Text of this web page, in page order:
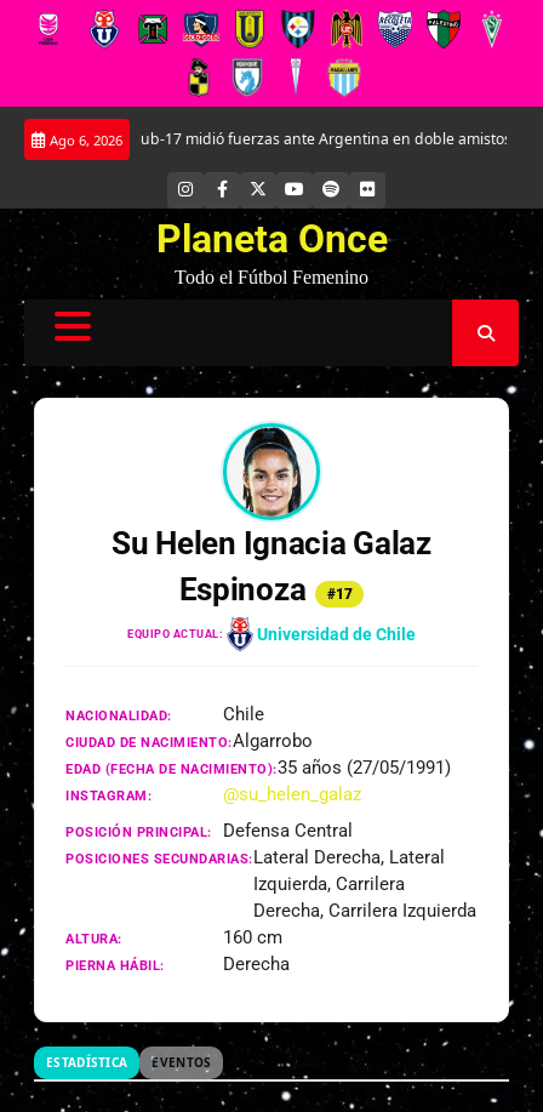
Saltar
Ago 6, 2026
La Roja Sub-17 midió fuerzas ante Argentina en doble amistoso en el
INSTAGRAM
FACEBOOK YOUTUBE
SPOTIFYFLICKR
Planeta Once
Todo el Fútbol Femenino
Su Helen Ignacia Galaz
Espinoza
#17
EQUIPO ACTUAL: Universidad de Chile
NACIONALIDAD: Chile
CIUDAD DE NACIMIENTO:Algarrobo
EDAD (FECHA DE NACIMIENTO):35 años (27/05/1991)
INSTAGRAM: @su_helen_galaz
POSICIÓN PRINCIPAL: Defensa Central
POSICIONES SECUNDARIAS:Lateral Derecha, Lateral
Izquierda, Carrilera
Derecha, Carrilera Izquierda
ALTURA: 160 cm
PIERNA HÁBIL: Derecha
ESTADÍSTICA EVENTOS